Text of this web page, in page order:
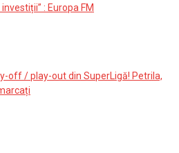
: Europa FM
off / play-out din SuperLigă! Petrila,